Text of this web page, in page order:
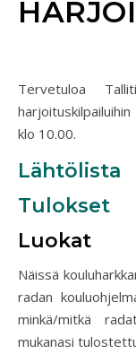
Tervetuloa Tallitiimin järjestämiin kouluratsastuksen
klo 10.00.
Lähtölista
Tulokset
Luokat
Näissä
radan
minkä/mitkä
mukanasi